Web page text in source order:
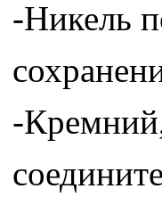
-Никель
-